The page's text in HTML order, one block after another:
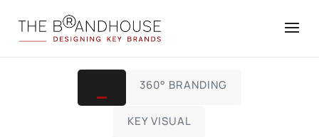
360° BRANDING
KEY VISUAL